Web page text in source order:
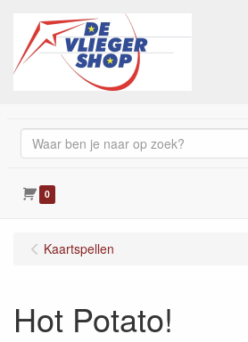
0
Kaartspellen
Hot Potato!